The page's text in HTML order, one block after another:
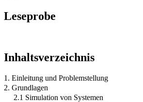
Leseprobe
Inhaltsverzeichnis
1. Einleitung und Problemstellung
2. Grundlagen
2.1 Simulation von Systemen